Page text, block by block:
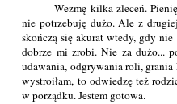
Wezmę kilka zleceń.
nie potrzebuję dużo. Ale z
skończą się akurat wtedy, gdy nie
dobrze mi zrobi. Nie za dużo...
udawania, odgrywania roli,
wystroiłam, to odwiedzę też
w porządku. Jestem gotowa.